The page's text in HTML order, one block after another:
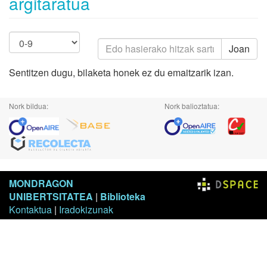
Joan
Sentitzen dugu, bilaketa honek ez du emaitzarik izan.
Nork bildua: Nork balioztatua:
MONDRAGON
UNIBERTSITATEA | Biblioteka
Kontaktua | Iradokizunak